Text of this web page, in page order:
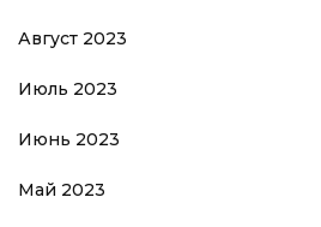
Август 2023
Июль 2023
Июнь 2023
Май 2023